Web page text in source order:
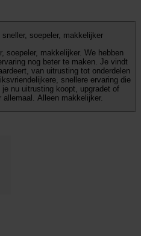
soepeler, makkelijker
makkelijker. We hebben
nog beter te maken. Je vindt
van uitrusting tot onderdelen
snellere ervaring die
nu uitrusting koopt, upgradet of
Alleen makkelijker.